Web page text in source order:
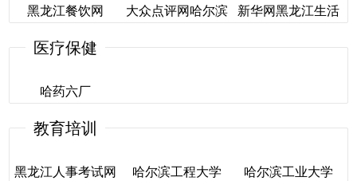
售
黑龙江餐饮网
黑龙江餐饮网
大众点评网哈尔滨
大众点评网哈尔滨
新华网黑龙江生活
频道
医疗保健
哈药六厂
哈药六厂
教育培训
黑龙江人事考试网
哈尔滨工程大学
哈尔滨工业大学